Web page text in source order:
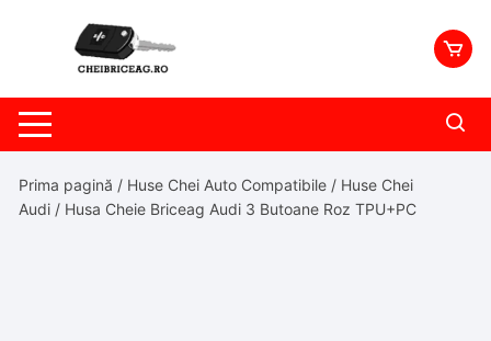
Prima pagină / Huse Chei Auto Compatibile / Huse Chei
Audi / Husa Cheie Briceag Audi 3 Butoane Roz TPU+PC